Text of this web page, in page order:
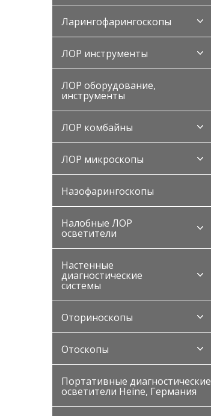
Ларингофарингоскопы
ЛОР инструменты
ЛОР оборудование,
инструменты
ЛОР комбайны
ЛОР микроскопы
Назофарингоскопы
Налобные ЛОР
осветители
Настенные
диагностические
системы
Оториноскопы
Отоскопы
Портативные диагностические
осветители Heine, Германия